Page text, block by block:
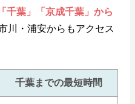
「千葉」「京成千葉」から
川・浦安からもアクセス
千葉までの最短時間